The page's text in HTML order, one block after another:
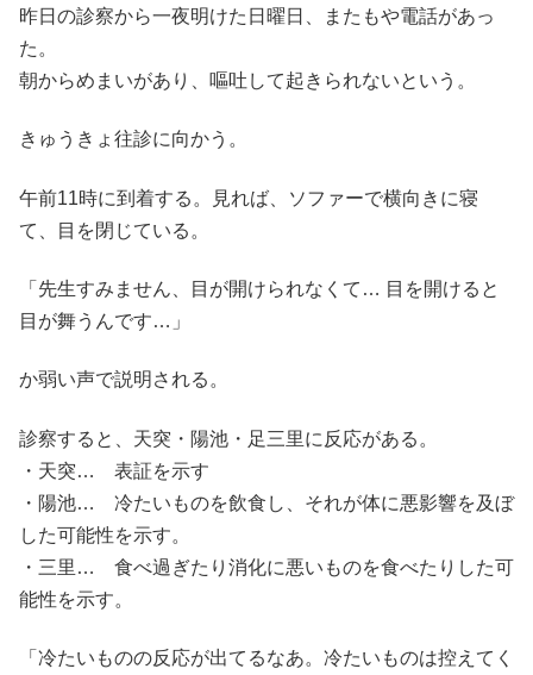
昨日の診察から一夜明けた日曜日、またもや電話があっ
た。
朝からめまいがあり、嘔吐して起きられないという。
きゅうきょ往診に向かう。
午前11時に到着する。見れば、ソファーで横向きに寝
て、目を閉じている。
「先生すみません、目が開けられなくて… 目を開けると
目が舞うんです…」
か弱い声で説明される。
診察すると、天突・陽池・足三里に反応がある。
・天突… 表証を示す
・陽池… 冷たいものを飲食し、それが体に悪影響を及ぼ
した可能性を示す。
・三里… 食べ過ぎたり消化に悪いものを食べたりした可
能性を示す。
「冷たいものの反応が出てるなあ。冷たいものは控えてく